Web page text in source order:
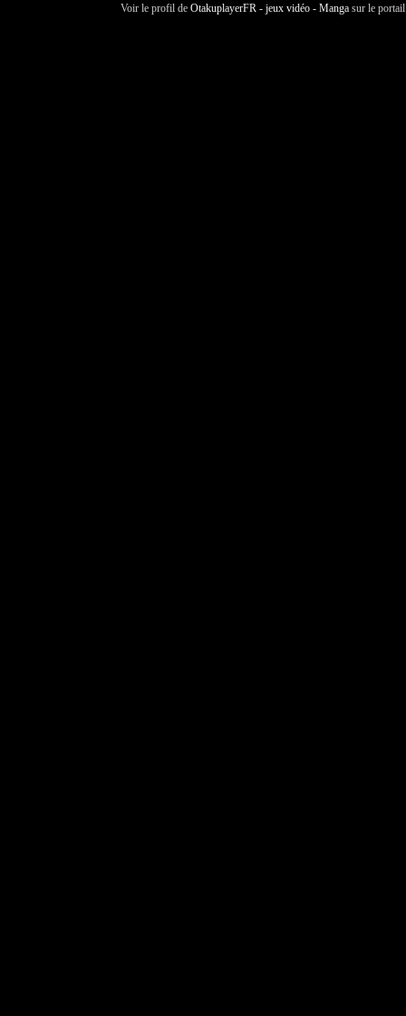
Voir le profil de OtakuplayerFR - jeux vidéo - Manga sur le